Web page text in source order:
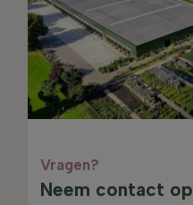
Vragen?
Neem contact op